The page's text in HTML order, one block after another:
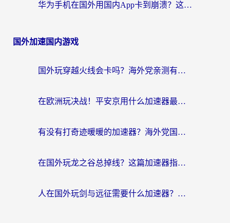
华为手机在国外用国内App卡到崩溃？这篇加速器指南帮你无缝刷剧打游戏
国外加速国内游戏
国外玩穿越火线会卡吗？海外党亲测有效的国服游戏加速指南
在欧洲玩决战！平安京用什么加速器最好用？2026实测有效的国服游戏加速指南
有没有打奇迹暖暖的加速器？海外党国服游戏畅玩不卡顿的秘密
在国外玩龙之谷总掉线？这篇加速器指南帮你告别延迟卡顿！
人在国外玩剑与远征需要什么加速器？老玩家亲测的避坑指南来了